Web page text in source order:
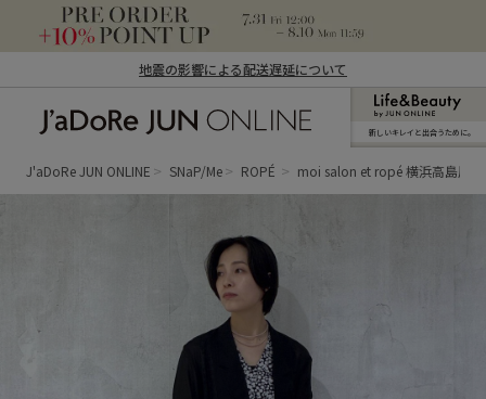
地震の影響による配送遅延について
ン オンライン）
新しいキレイと出合うために。
J'aDoRe JUN ONLINE SNaP/Me ROPÉ moi salon et ropé 横浜高島屋